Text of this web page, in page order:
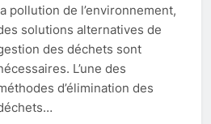
pollution de l’environnement,
solutions alternatives de
des déchets sont
L’une des
d’élimination des